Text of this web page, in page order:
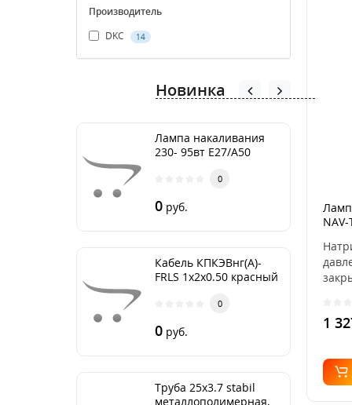
Производитель
DKC
14
Новинка
Лампа накаливания
230- 95вт Е27/А50
0
0 руб.
Кабель КПКЭВнг(А)-
FRLS 1х2х0.50 красный
0
0 руб.
Труба 25х3.7 stabil
металлополимерная,
1